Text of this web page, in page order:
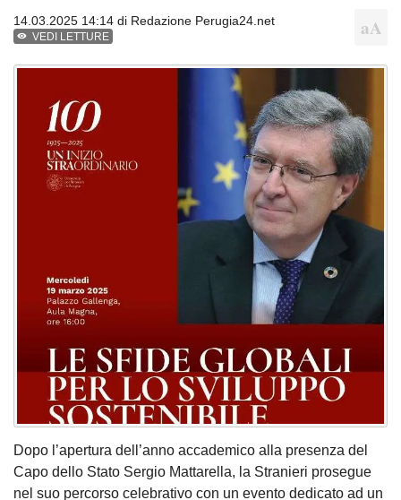
14.03.2025 14:14 di Redazione Perugia24.net
VEDI LETTURE
Dopo l’apertura dell’anno accademico alla presenza del
Capo dello Stato Sergio Mattarella, la Stranieri prosegue
nel suo percorso celebrativo con un evento dedicato ad un